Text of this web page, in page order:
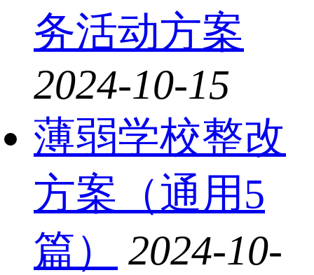
务活动方案
2024-10-15
薄弱学校整改
方案（通用5
篇）
2024-10-